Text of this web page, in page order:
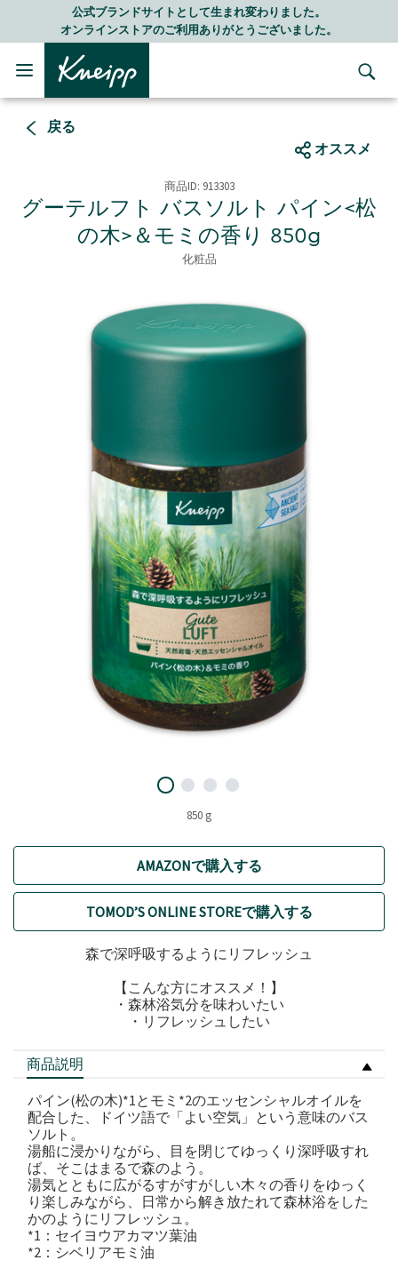
Skip to main content
Skip to footer content
トとして生まれ変わりました。
ご利用ありがとうございました。
戻る
オススメ
商品ID: 913303
グーテルフト バスソルト パイン<松
の木>＆モミの香り 850g
化粧品
850 g
AMAZONで購入する
TOMOD’S ONLINE STOREで購入する
森で深呼吸するようにリフレッシュ
【こんな方にオススメ！】
・森林浴気分を味わいたい
・リフレッシュしたい
商品説明
パイン(松の木)*1とモミ*2のエッセンシャルオイルを
配合した、ドイツ語で「よい空気」という意味のバス
ソルト。
湯船に浸かりながら、目を閉じてゆっくり深呼吸すれ
ば、そこはまるで森のよう。
湯気とともに広がるすがすがしい木々の香りをゆっく
り楽しみながら、日常から解き放たれて森林浴をした
かのようにリフレッシュ。
*1：セイヨウアカマツ葉油
*2：シベリアモミ油